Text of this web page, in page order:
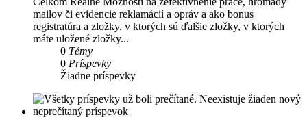
mailov či evidencie reklamácií a opráv a ako bonus
registratúra a zložky, v ktorých sú ďalšie zložky, v ktorých
máte uložené zložky...
0 Témy
0 Príspevky
Žiadne príspevky